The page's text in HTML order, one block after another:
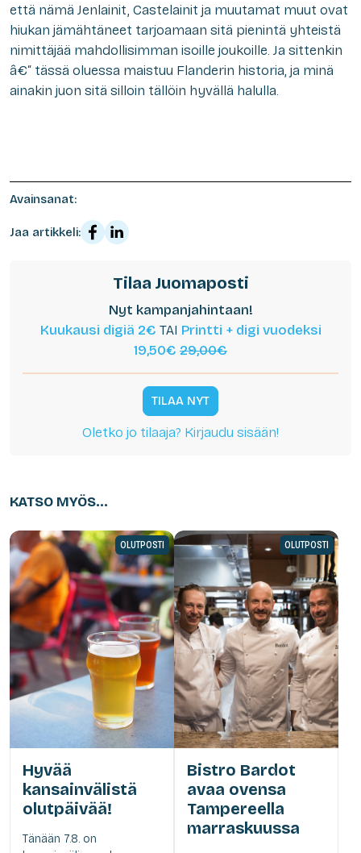
että nämä Jenlainit, Castelainit ja muutamat muut ovat
hiukan jämähtäneet tarjoamaan sitä pienintä yhteistä
nimittäjää mahdollisimman isoille joukoille. Ja sittenkin
â€“ tässä oluessa maistuu Flanderin historia, ja minä
ainakin juon sitä silloin tällöin hyvällä halulla.
Avainsanat:
Jaa artikkeli:
Tilaa Juomaposti
Nyt kampanjahintaan!
Kuukausi digiä 2€ TAI Printti + digi vuodeksi
19,50€ 29,00€
TILAA NYT
Oletko jo tilaaja? Kirjaudu sisään!
KATSO MYÖS...
OLUTPOSTI
Hyvää
kansainvälistä
olutpäivää!
Tänään 7.8. on
OLUTPOSTI
Bistro Bardot
avaa ovensa
Tampereella
marraskuussa